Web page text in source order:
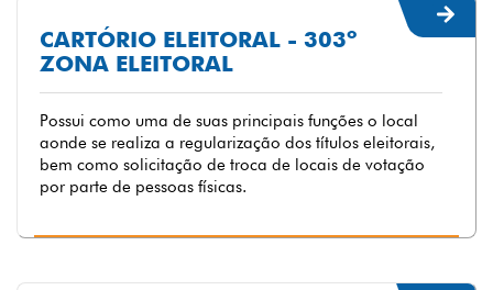
CARTÓRIO ELEITORAL - 303º
ZONA ELEITORAL
Possui como uma de suas principais funções o local
aonde se realiza a regularização dos títulos eleitorais,
bem como solicitação de troca de locais de votação
por parte de pessoas físicas.